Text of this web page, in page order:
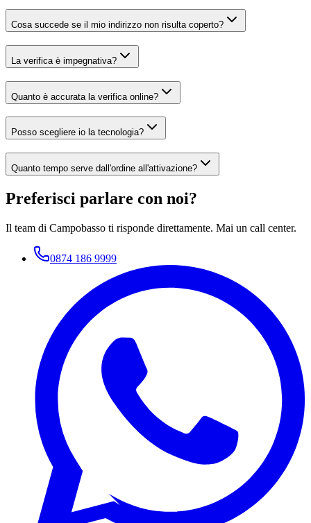
Cosa succede se il mio indirizzo non risulta coperto?
La verifica è impegnativa?
Quanto è accurata la verifica online?
Posso scegliere io la tecnologia?
Quanto tempo serve dall'ordine all'attivazione?
Preferisci parlare con noi?
Il team di Campobasso ti risponde direttamente. Mai un call center.
0874 186 9999